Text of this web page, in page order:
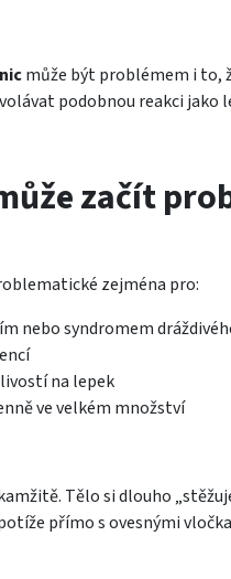
může být problémem i to,
podobnou reakci jako
začít
zejména pro:
nebo syndromem
na lepek
ve velkém množství
Tělo si dlouho
přímo s ovesnými